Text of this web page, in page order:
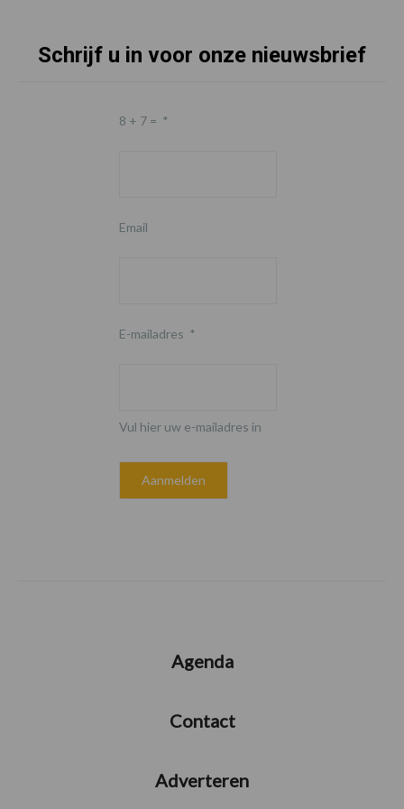
Schrijf u in voor onze nieuwsbrief
8 + 7 = *
Email
E-mailadres *
Vul hier uw e-mailadres in
Agenda
Contact
Adverteren